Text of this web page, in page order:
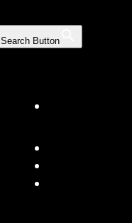
Search Button